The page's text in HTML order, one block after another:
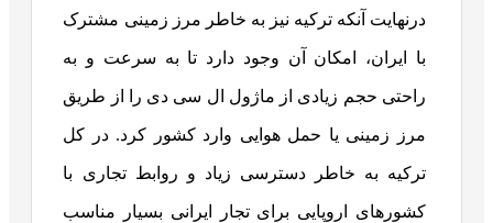
درنهایت آنکه ترکیه نیز به خاطر مرز زمینی مشترک
با ایران، امکان آن وجود دارد تا به سرعت و به
راحتی حجم زیادی از ماژول ال سی دی را از طریق
مرز زمینی یا حمل هوایی وارد کشور کرد. در کل
ترکیه به خاطر دسترسی زیاد و روابط تجاری با
کشورهای اروپایی برای تجار ایرانی بسیار مناسب